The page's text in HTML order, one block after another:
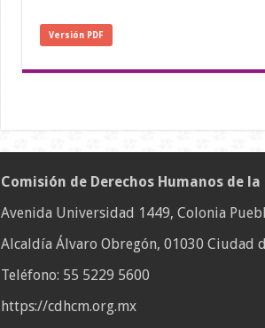
Versión PDF
Comisión de Derechos Humanos de
Avenida Universidad 1449, Colonia
Alcaldía Álvaro Obregón, 01030 Ciudad
Teléfono: 55 5229 5600
https://cdhcm.org.mx